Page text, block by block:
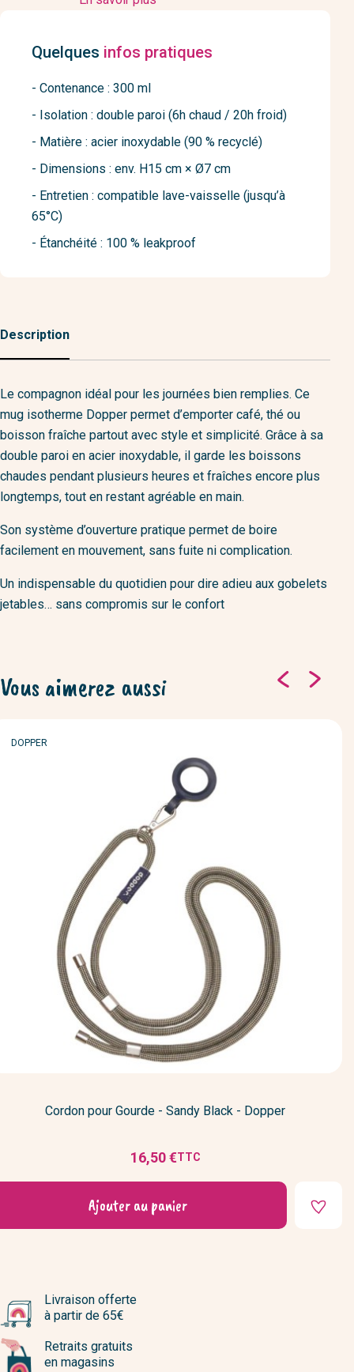
Quelques infos pratiques
- Contenance : 300 ml
- Isolation : double paroi (6h chaud / 20h froid)
- Matière : acier inoxydable (90 % recyclé)
- Dimensions : env. H15 cm × Ø7 cm
- Entretien : compatible lave-vaisselle (jusqu’à
65°C)
- Étanchéité : 100 % leakproof
Description
Le compagnon idéal pour les journées bien remplies. Ce
mug isotherme Dopper permet d’emporter café, thé ou
boisson fraîche partout avec style et simplicité. Grâce à sa
double paroi en acier inoxydable, il garde les boissons
chaudes pendant plusieurs heures et fraîches encore plus
longtemps, tout en restant agréable en main.
Son système d’ouverture pratique permet de boire
facilement en mouvement, sans fuite ni complication.
Un indispensable du quotidien pour dire adieu aux gobelets
jetables… sans compromis sur le confort
Vous aimerez aussi
MARQUE
DOPPER
Cordon pour Gourde - Sandy Black - Dopper
Prix
16,50 €TTC
Ajouter au panier
Livraison offerte
à partir de 65€
Retraits gratuits
en magasins